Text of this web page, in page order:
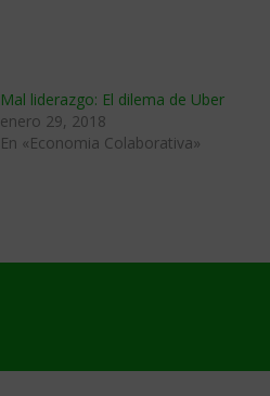
Mal liderazgo: El dilema de Uber
enero 29, 2018
En «Economia Colaborativa»